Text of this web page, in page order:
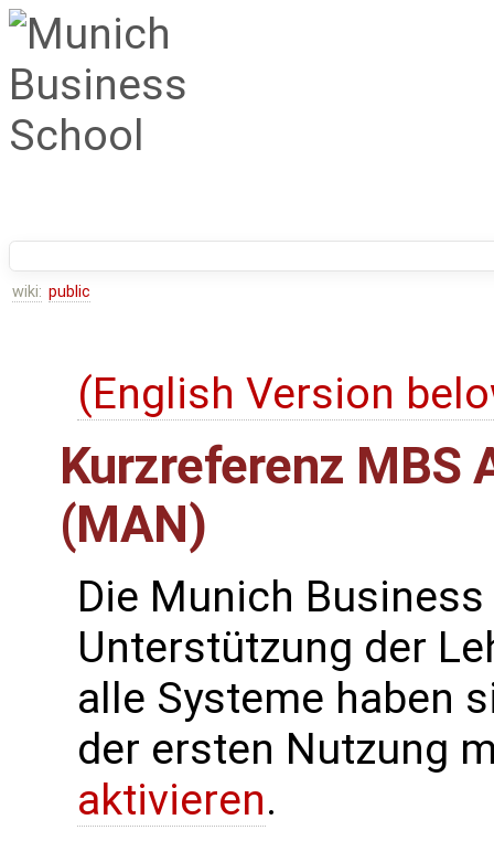
wiki: public
(English Version
Kurzreferenz MBS
(MAN)
Die Munich
Unterstützung der
alle Systeme haben
der ersten Nutzung
aktivieren.